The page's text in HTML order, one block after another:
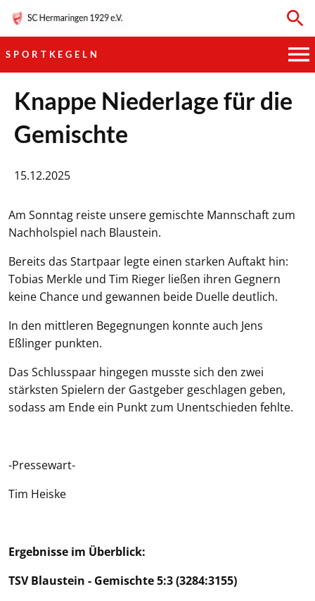
SPORTKEGELN
HAUPTVEREIN
SPORTKEGELN
TISCHTENNIS
BOGENSCHIESSEN
Knappe Niederlage für die
Gemischte
15.12.2025
Am Sonntag reiste unsere gemischte Mannschaft zum
Nachholspiel nach Blaustein.
Bereits das Startpaar legte einen starken Auftakt hin:
Tobias Merkle und Tim Rieger ließen ihren Gegnern
keine Chance und gewannen beide Duelle deutlich.
In den mittleren Begegnungen konnte auch Jens
Eßlinger punkten.
Das Schlusspaar hingegen musste sich den zwei
stärksten Spielern der Gastgeber geschlagen geben,
sodass am Ende ein Punkt zum Unentschieden fehlte.
-Pressewart-
Tim Heiske
Ergebnisse im Überblick:
TSV Blaustein - Gemischte 5:3 (3284:3155)